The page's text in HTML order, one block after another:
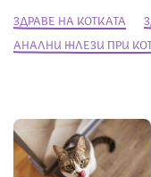
ЗДРАВЕ НА КОТКАТА
АНАЛНИ ЖЛЕЗИ ПРИ